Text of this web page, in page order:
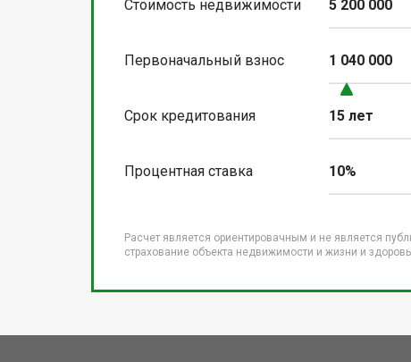
Стоимость недвижимости 5 200 000
Первоначальный взнос 1 040 000
Срок кредитования 15 лет
Процентная ставка 10%
Расчет является ориентировачным и не является
страхование объекта недвижимости и жизни и